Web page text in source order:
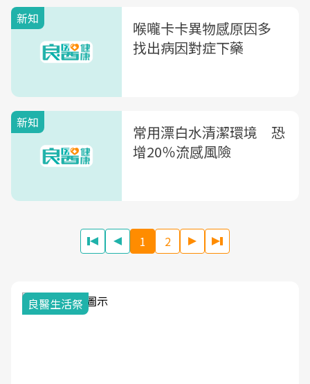
新知
喉嚨卡卡異物感原因多
找出病因對症下藥
新知
常用漂白水清潔環境 恐
增20％流感風險
1 2
我與健康韌性的距離